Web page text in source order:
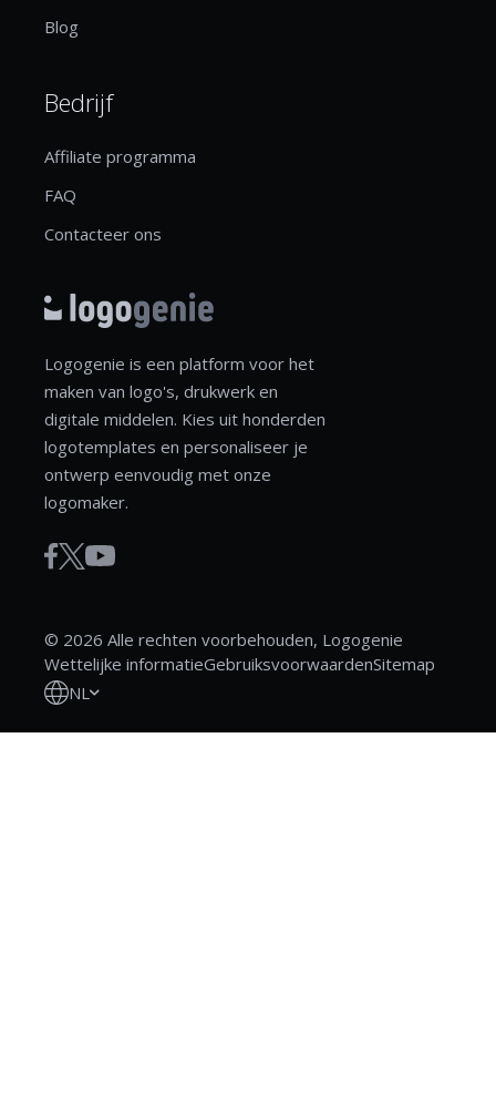
Blog
Bedrijf
Affiliate programma
FAQ
Contacteer ons
Logogenie is een platform voor het
maken van logo's, drukwerk en
digitale middelen. Kies uit honderden
logotemplates en personaliseer je
ontwerp eenvoudig met onze
logomaker.
© 2026 Alle rechten voorbehouden, Logogenie
Wettelijke informatieGebruiksvoorwaardenSitemap
NL